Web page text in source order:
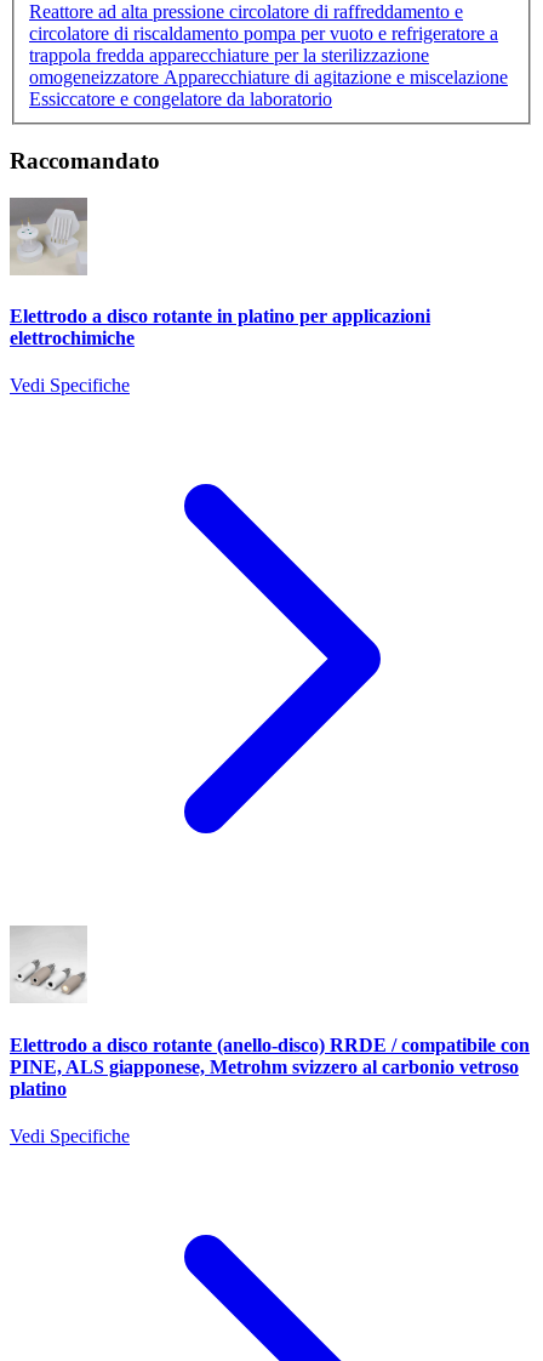
Reattore ad alta pressione circolatore di raffreddamento e
circolatore di riscaldamento pompa per vuoto e refrigeratore a
trappola fredda apparecchiature per la sterilizzazione
omogeneizzatore Apparecchiature di agitazione e miscelazione
Essiccatore e congelatore da laboratorio
Raccomandato
Elettrodo a disco rotante in platino per applicazioni
elettrochimiche
Vedi Specifiche
Elettrodo a disco rotante (anello-disco) RRDE / compatibile con
PINE, ALS giapponese, Metrohm svizzero al carbonio vetroso
platino
Vedi Specifiche